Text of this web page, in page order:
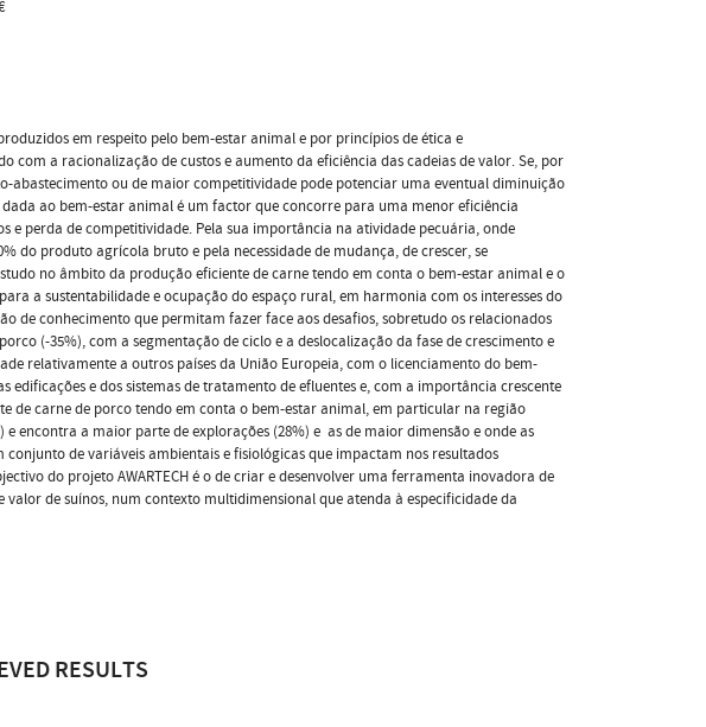
em respeito pelo bem-estar animal e por princípios de ética e
com a racionalização de custos e aumento da eficiência das cadeias de valor. Se, por
abastecimento ou de maior competitividade pode potenciar uma eventual diminuição
ao bem-estar animal é um factor que concorre para uma menor eficiência
e perda de competitividade. Pela sua importância na atividade pecuária, onde
do produto agrícola bruto e pela necessidade de mudança, de crescer, se
no âmbito da produção eficiente de carne tendo em conta o bem-estar animal e o
a sustentabilidade e ocupação do espaço rural, em harmonia com os interesses do
de conhecimento que permitam fazer face aos desafios, sobretudo os relacionados
(-35%), com a segmentação de ciclo e a deslocalização da fase de crescimento e
relativamente a outros países da União Europeia, com o licenciamento do bem-
e dos sistemas de tratamento de efluentes e, com a importância crescente
de carne de porco tendo em conta o bem-estar animal, em particular na região
encontra a maior parte de explorações (28%) e as de maior dimensão e onde as
de variáveis ambientais e fisiológicas que impactam nos resultados
do projeto AWARTECH é o de criar e desenvolver uma ferramenta inovadora de
de suínos, num contexto multidimensional que atenda à especificidade da
RESULTS